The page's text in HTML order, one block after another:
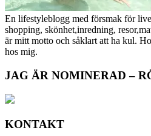
En lifestyleblogg med försmak för
shopping, skönhet,inredning,
är mitt motto och såklart att ha kul.
hos mig.
JAG ÄR NOMINERAD –
KONTAKT